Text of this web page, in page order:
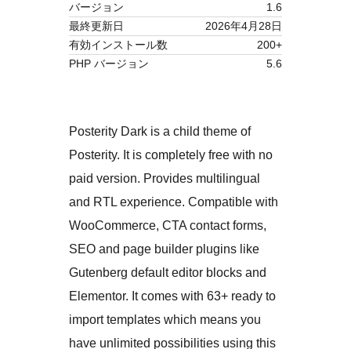
バージョン
1.6
最終更新日
2026年4月28日
有効インストール数
200+
PHP バージョン
5.6
Posterity Dark is a child theme of
Posterity. It is completely free with no
paid version. Provides multilingual
and RTL experience. Compatible with
WooCommerce, CTA contact forms,
SEO and page builder plugins like
Gutenberg default editor blocks and
Elementor. It comes with 63+ ready to
import templates which means you
have unlimited possibilities using this